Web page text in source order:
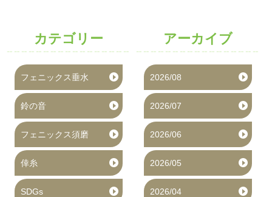
カテゴリー
フェニックス垂水
鈴の音
フェニックス須磨
倖糸
SDGs
アーカイブ
2026/08
2026/07
2026/06
2026/05
2026/04